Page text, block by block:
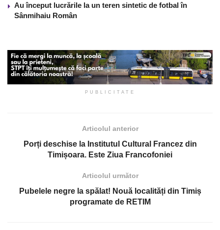
Au început lucrările la un teren sintetic de fotbal în
Sânmihaiu Român
PUBLICITATE
Articolul anterior
Porți deschise la Institutul Cultural Francez din
Timișoara. Este Ziua Francofoniei
Articolul următor
Pubelele negre la spălat! Nouă localități din Timiș
programate de RETIM